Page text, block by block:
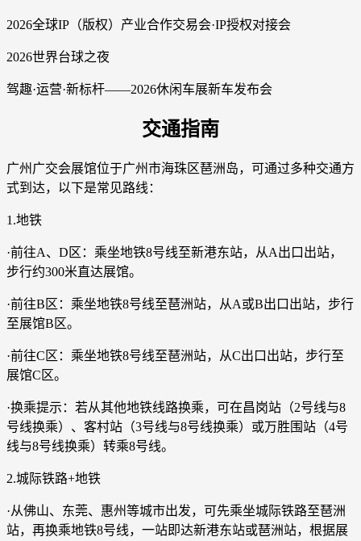
2026全球IP（版权）产业合作交易会·IP授权对接会
2026世界台球之夜
驾趣·运营·新标杆——2026休闲车展新车发布会
交通指南
广州广交会展馆位于广州市海珠区琶洲岛，可通过多种交通方
式到达，以下是常见路线：
1.地铁
·前往A、D区：乘坐地铁8号线至新港东站，从A出口出站，
步行约300米直达展馆。
·前往B区：乘坐地铁8号线至琶洲站，从A或B出口出站，步行
至展馆B区。
·前往C区：乘坐地铁8号线至琶洲站，从C出口出站，步行至
展馆C区。
·换乘提示：若从其他地铁线路换乘，可在昌岗站（2号线与8
号线换乘）、客村站（3号线与8号线换乘）或万胜围站（4号
线与8号线换乘）转乘8号线。
2.城际铁路+地铁
·从佛山、东莞、惠州等城市出发，可先乘坐城际铁路至琶洲
站，再换乘地铁8号线，一站即达新港东站或琶洲站，根据展